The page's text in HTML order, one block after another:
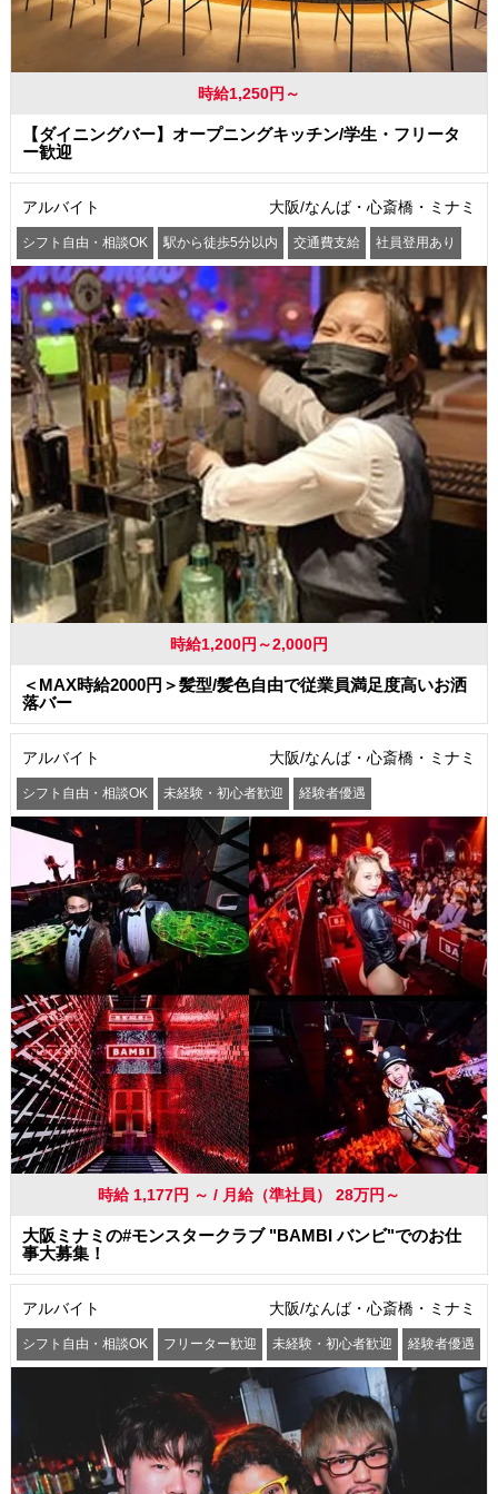
時給1,250円～
【ダイニングバー】オープニングキッチン/学生・フリータ
ー歓迎
アルバイト 大阪/なんば・心斎橋・ミナミ
シフト自由・相談OK 駅から徒歩5分以内 交通費支給 社員登用あり
時給1,200円～2,000円
＜MAX時給2000円＞髪型/髪色自由で従業員満足度高いお洒
落バー
アルバイト 大阪/なんば・心斎橋・ミナミ
シフト自由・相談OK 未経験・初心者歓迎 経験者優遇
駅から徒歩5分以内 交通費支給 社員登用あり
時給 1,177円 ～ / 月給（準社員） 28万円～
大阪ミナミの#モンスタークラブ "BAMBI バンビ"でのお仕
事大募集！
アルバイト 大阪/なんば・心斎橋・ミナミ
シフト自由・相談OK フリーター歓迎 未経験・初心者歓迎 経験者優遇